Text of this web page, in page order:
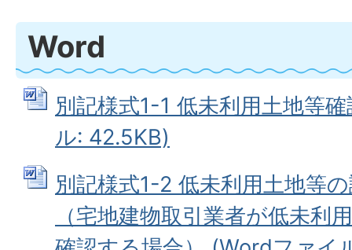
Word
別記様式1-1 低未利用土地等
ル: 42.5KB)
別記様式1-2 低未利用土地等
（宅地建物取引業者が低未利